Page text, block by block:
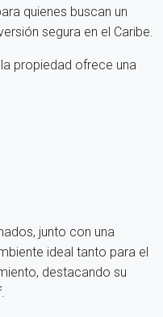
quienes buscan un
segura en el Caribe.
la propiedad ofrece una
junto con una
ideal tanto para el
destacando su